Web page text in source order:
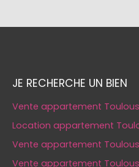
JE RECHERCHE UN BIEN
Vente appartement
Location appartement
Vente appartement
Vente appartement